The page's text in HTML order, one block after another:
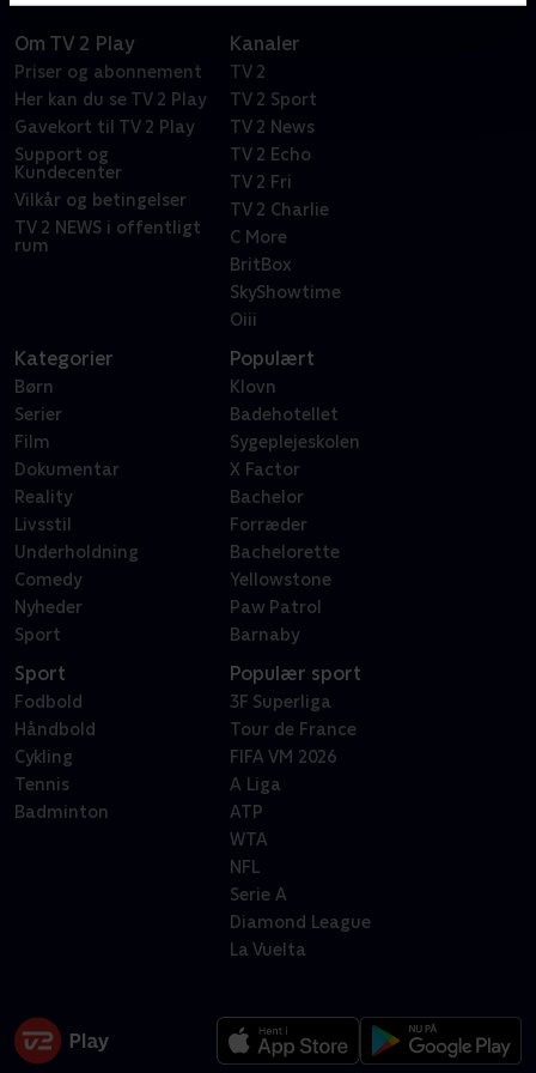
Om TV 2 Play
Priser og abonnement
Her kan du se TV 2 Play
Gavekort til TV 2 Play
Support og
Kundecenter
Vilkår og betingelser
TV 2 NEWS i offentligt
rum
Kanaler
TV 2
TV 2 Sport
TV 2 News
TV 2 Echo
TV 2 Fri
TV 2 Charlie
C More
BritBox
SkyShowtime
Oiii
Kategorier
Børn
Serier
Film
Dokumentar
Reality
Livsstil
Underholdning
Comedy
Nyheder
Sport
Populært
Klovn
Badehotellet
Sygeplejeskolen
X Factor
Bachelor
Forræder
Bachelorette
Yellowstone
Paw Patrol
Barnaby
Sport
Fodbold
Håndbold
Cykling
Tennis
Badminton
Populær sport
3F Superliga
Tour de France
FIFA VM 2026
A Liga
ATP
WTA
NFL
Serie A
Diamond League
La Vuelta